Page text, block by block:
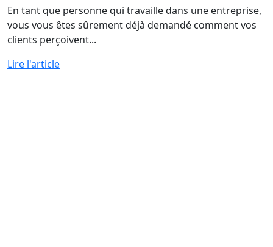
En tant que personne qui travaille dans une entreprise,
vous vous êtes sûrement déjà demandé comment vos
clients perçoivent...
Lire l'article